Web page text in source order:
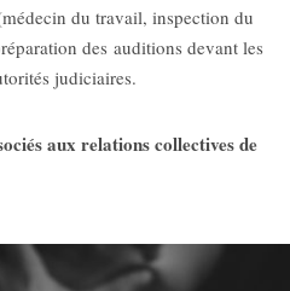
du travail, inspection du
des auditions devant les
judiciaires.
aux relations collectives de